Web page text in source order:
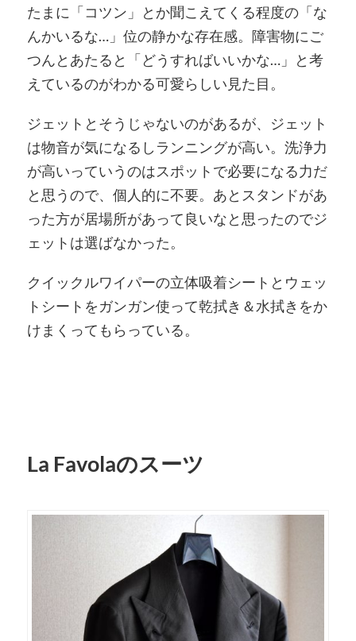
たまに「コツン」とか聞こえてくる程度の「な
んかいるな…」位の静かな存在感。障害物にご
つんとあたると「どうすればいいかな…」と考
えているのがわかる可愛らしい見た目。
ジェットとそうじゃないのがあるが、ジェット
は物音が気になるしランニングが高い。洗浄力
が高いっていうのはスポットで必要になる力だ
と思うので、個人的に不要。あとスタンドがあ
った方が居場所があって良いなと思ったのでジ
ェットは選ばなかった。
クイックルワイパーの立体吸着シートとウェッ
トシートをガンガン使って乾拭き＆水拭きをか
けまくってもらっている。
La Favolaのスーツ